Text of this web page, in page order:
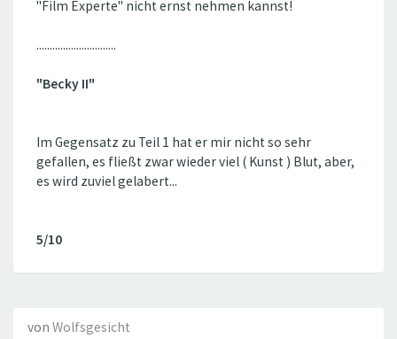
"Film Experte" nicht ernst nehmen kannst!
..............................
"Becky II"
Im Gegensatz zu Teil 1 hat er mir nicht so sehr
gefallen, es fließt zwar wieder viel ( Kunst ) Blut, aber,
es wird zuviel gelabert...
5/10
von Wolfsgesicht